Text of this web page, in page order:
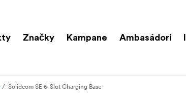
Značky Kampane Ambasádori
Solidcom SE 6-Slot Charging Base